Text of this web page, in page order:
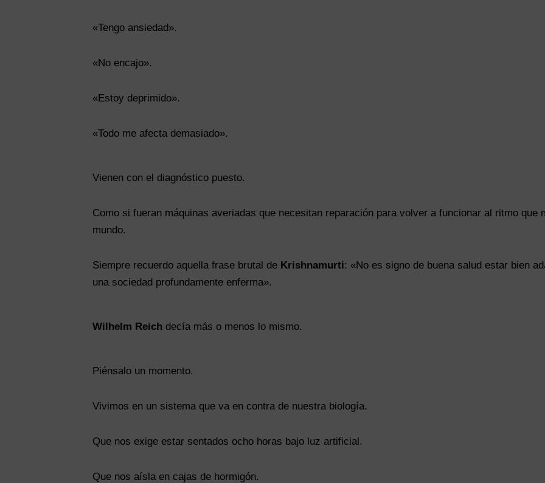
«Tengo ansiedad».
«No encajo».
«Estoy deprimido».
«Todo me afecta demasiado».
Vienen con el diagnóstico puesto.
Como si fueran máquinas averiadas que necesitan reparación para volver a funcionar al ritmo que
mundo.
Siempre recuerdo aquella frase brutal de Krishnamurti: «No es signo de buena salud estar bien
una sociedad profundamente enferma».
Wilhelm Reich decía más o menos lo mismo.
Piénsalo un momento.
Vivimos en un sistema que va en contra de nuestra biología.
Que nos exige estar sentados ocho horas bajo luz artificial.
Que nos aísla en cajas de hormigón.